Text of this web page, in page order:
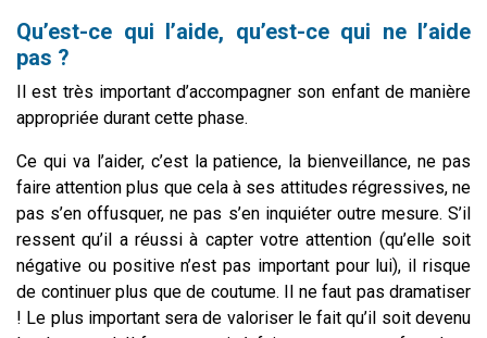
Qu’est-ce qui l’aide, qu’est-ce qui ne l’aide
pas ?
Il est très important d’accompagner son enfant de manière
appropriée durant cette phase.
Ce qui va l’aider, c’est la patience, la bienveillance, ne pas
faire attention plus que cela à ses attitudes régressives, ne
pas s’en offusquer, ne pas s’en inquiéter outre mesure. S’il
ressent qu’il a réussi à capter votre attention (qu’elle soit
négative ou positive n’est pas important pour lui), il risque
de continuer plus que de coutume. Il ne faut pas dramatiser
! Le plus important sera de valoriser le fait qu’il soit devenu